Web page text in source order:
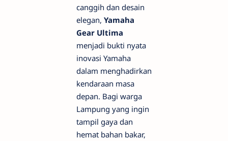
canggih dan desain
elegan, Yamaha
Gear Ultima
menjadi bukti nyata
inovasi Yamaha
dalam menghadirkan
kendaraan masa
depan. Bagi warga
Lampung yang ingin
tampil gaya dan
hemat bahan bakar,